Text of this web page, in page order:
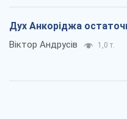
Дух Анкоріджа
Віктор Андрусів 1,0 т.